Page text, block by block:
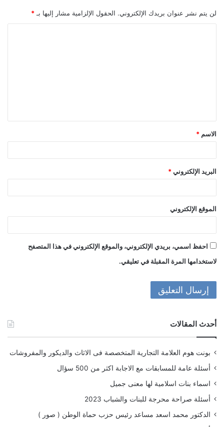
لن يتم نشر عنوان بريدك الإلكتروني. الحقول الإلزامية مشار إليها بـ *
ق
*
الاسم *
البريد الإلكتروني *
الموقع الإلكتروني
احفظ اسمي، بريدي الإلكتروني، والموقع الإلكتروني في هذا المتصفح
لاستخدامها المرة المقبلة في تعليقي.
أحدث المقالات
بونت هوم العلامة التجارية المتخصصة فى الاثاث والديكور والمفروشات
أسئلة عامة للمسابقات مع الاجابة اكثر من 500 سؤال
اسماء بنات اسلامية لها معنى جميل
أسئلة صراحة محرجة للبنات والشباب 2023
الدكتور محمد اسعد مساعد رئيس حزب حماة الوطن ( صور )